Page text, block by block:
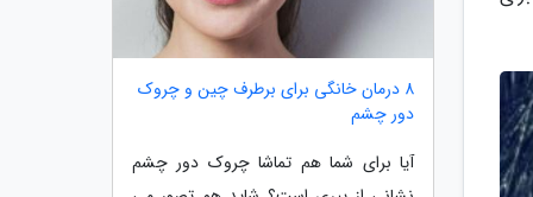
8 درمان خانگی برای برطرف چین و چروک
دور چشم
آیا برای شما هم تماشا چروک دور چشم